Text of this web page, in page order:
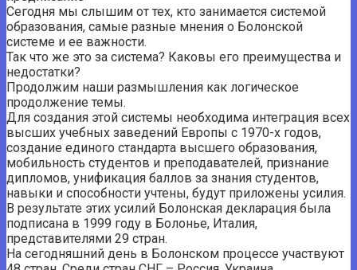
Сегодня мы слышим от тех, кто занимается системой
образования, самые разные мнения о Болонской
системе и ее важности.
Так что же это за система? Каковы его преимущества и
недостатки?
Продолжим наши размышления как логическое
продолжение темы.
Для создания этой системы необходима интеграция всех
высших учебных заведений Европы с 1970-х годов,
создание единого стандарта высшего образования,
мобильность студентов и преподавателей, признание
дипломов, унификация баллов за знания студентов,
навыки и способности учтены, будут приложены усилия.
В результате этих усилий Болонская декларация была
подписана в 1999 году в Болонье, Италия,
представителями 29 стран.
На сегодняшний день в Болонском процессе участвуют